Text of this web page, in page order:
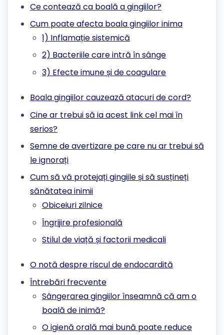
Ce contează ca boală a gingiilor?
Cum poate afecta boala gingiilor inima
1) Inflamație sistemică
2) Bacteriile care intră în sânge
3) Efecte imune și de coagulare
Boala gingiilor cauzează atacuri de cord?
Cine ar trebui să ia acest link cel mai în
serios?
Semne de avertizare pe care nu ar trebui să
le ignorați
Cum să vă protejați gingiile și să susțineți
sănătatea inimii
Obiceiuri zilnice
Îngrijire profesională
Stilul de viață și factorii medicali
O notă despre riscul de endocardită
Întrebări frecvente
Sângerarea gingiilor înseamnă că am o
boală de inimă?
O igienă orală mai bună poate reduce